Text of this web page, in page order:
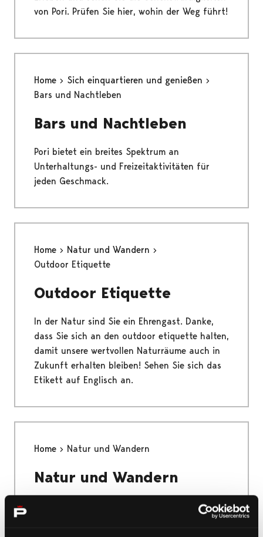
von Pori. Prüfen Sie hier, wohin der Weg führt!
Home
Sich einquartieren und genießen
Bars und Nachtleben
Bars und Nachtleben
Pori bietet ein breites Spektrum an
Unterhaltungs- und Freizeitaktivitäten für
jeden Geschmack.
Home
Natur und Wandern
Outdoor Etiquette
Outdoor Etiquette
In der Natur sind Sie ein Ehrengast. Danke,
dass Sie sich an den outdoor etiquette halten,
damit unsere wertvollen Naturräume auch in
Zukunft erhalten bleiben! Sehen Sie sich das
Etikett auf Englisch an.
Home Natur und Wandern
Natur und Wandern
Das einzigartige Yyteri, der Nationalpark
Bottnisches Meer, die größte Flussmündung